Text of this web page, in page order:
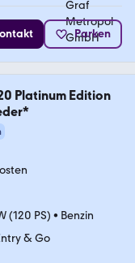
Parken
Platinum Edition
(120 PS) • Benzin
& Go